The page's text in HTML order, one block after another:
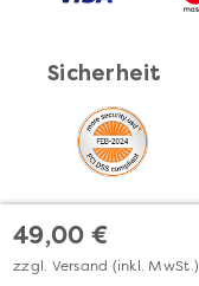
49,00 €
zzgl. Versand (inkl. MwSt.)
Sicherheit